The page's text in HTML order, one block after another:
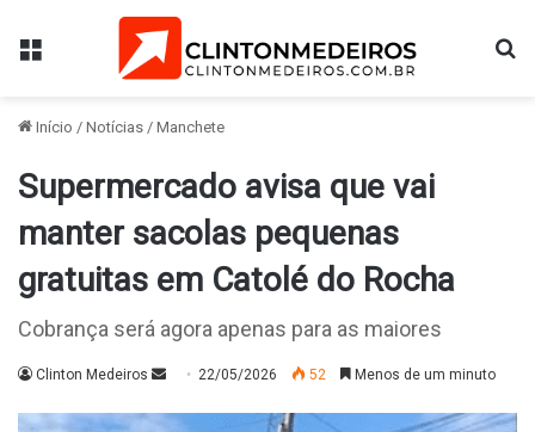
Menu
Início / Notícias / Manchete
Supermercado avisa que vai
manter sacolas pequenas
gratuitas em Catolé do Rocha
Cobrança será agora apenas para as maiores
Clinton Medeiros
Mande22/05/2026 52 Menos de um minuto